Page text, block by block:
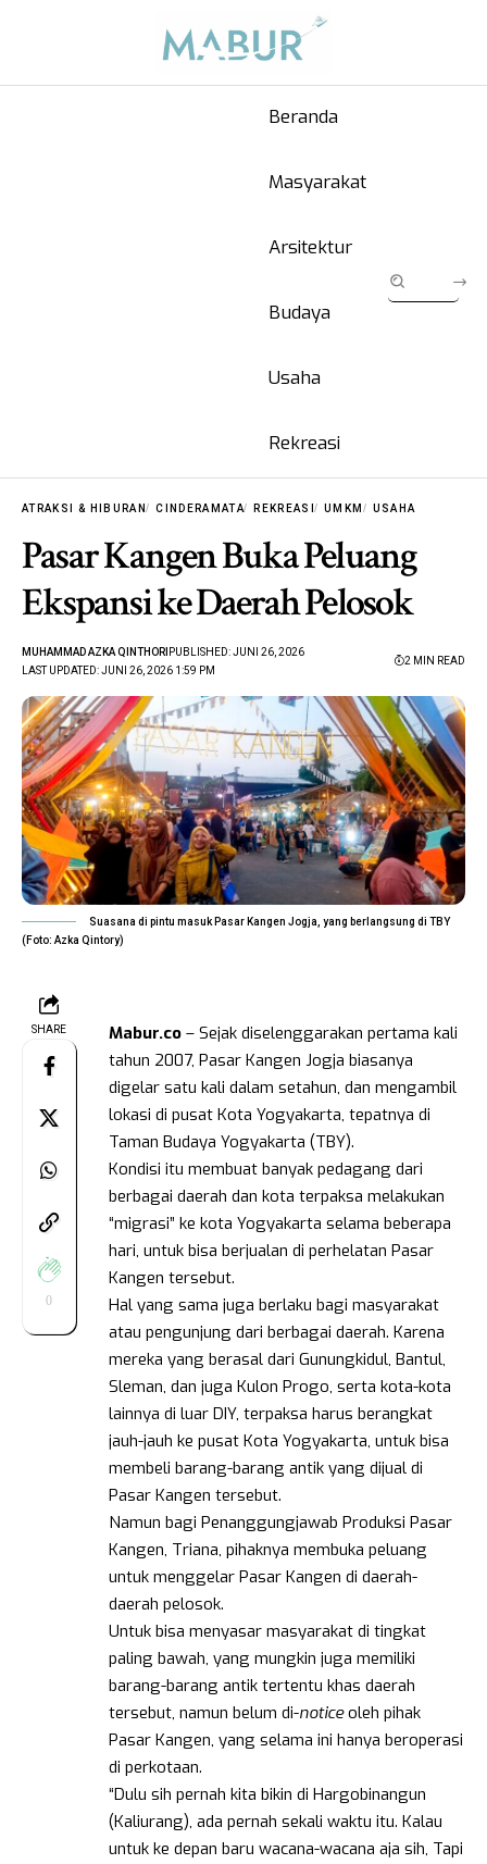
Beranda
Masyarakat
Arsitektur
Budaya
Usaha
Rekreasi
ATRAKSI & HIBURAN CINDERAMATA REKREASI UMKM USAHA
Pasar Kangen Buka Peluang
Ekspansi ke Daerah Pelosok
LAST UPDATED: JUNI 26, 2026 1:59 PM
MUHAMMAD AZKA QINTHORI PUBLISHED: JUNI 26, 2026
2 MIN READ
Suasana di pintu masuk Pasar Kangen Jogja, yang berlangsung di TBY
(Foto: Azka Qintory)
SHARE
0
Mabur.co – Sejak diselenggarakan pertama kali
tahun 2007, Pasar Kangen Jogja biasanya
digelar satu kali dalam setahun, dan mengambil
lokasi di pusat Kota Yogyakarta, tepatnya di
Taman Budaya Yogyakarta (TBY).
Kondisi itu membuat banyak pedagang dari
berbagai daerah dan kota terpaksa melakukan
“migrasi” ke kota Yogyakarta selama beberapa
hari, untuk bisa berjualan di perhelatan Pasar
Kangen tersebut.
Hal yang sama juga berlaku bagi masyarakat
atau pengunjung dari berbagai daerah. Karena
mereka yang berasal dari Gunungkidul, Bantul,
Sleman, dan juga Kulon Progo, serta kota-kota
lainnya di luar DIY, terpaksa harus berangkat
jauh-jauh ke pusat Kota Yogyakarta, untuk bisa
membeli barang-barang antik yang dijual di
Pasar Kangen tersebut.
Namun bagi Penanggungjawab Produksi Pasar
Kangen, Triana, pihaknya membuka peluang
untuk menggelar Pasar Kangen di daerah-
daerah pelosok.
Untuk bisa menyasar masyarakat di tingkat
paling bawah, yang mungkin juga memiliki
barang-barang antik tertentu khas daerah
tersebut, namun belum di-noticeoleh pihak
Pasar Kangen, yang selama ini hanya beroperasi
di perkotaan.
“Dulu sih pernah kita bikin di Hargobinangun
(Kaliurang), ada pernah sekali waktu itu. Kalau
untuk ke depan baru wacana-wacana aja sih, Tapi